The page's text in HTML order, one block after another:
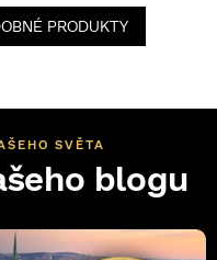
PRODUKTY
SVĚTA
blogu